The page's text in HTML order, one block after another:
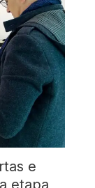
e
etapa